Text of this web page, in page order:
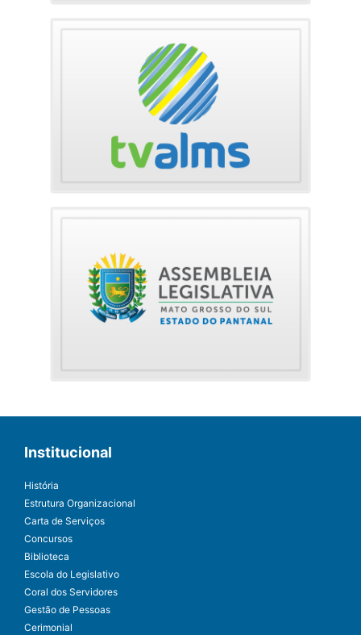
Institucional
História
Estrutura Organizacional
Carta de Serviços
Concursos
Biblioteca
Escola do Legislativo
Coral dos Servidores
Gestão de Pessoas
Cerimonial